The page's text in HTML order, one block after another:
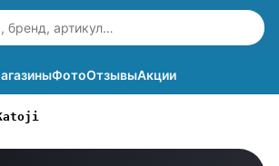
ФотоОтзывыАкции